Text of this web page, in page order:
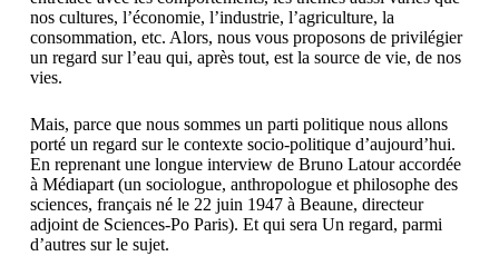
nos cultures, l’économie, l’industrie, l’agriculture, la
consommation, etc. Alors, nous vous proposons de privilégier
un regard sur l’eau qui, après tout, est la source de vie, de nos
vies.
Mais, parce que nous sommes un parti politique nous allons
porté un regard sur le contexte socio-politique d’aujourd’hui.
En reprenant une longue interview de Bruno Latour accordée
à Médiapart (un sociologue, anthropologue et philosophe des
sciences, français né le 22 juin 1947 à Beaune, directeur
adjoint de Sciences-Po Paris). Et qui sera Un regard, parmi
d’autres sur le sujet.